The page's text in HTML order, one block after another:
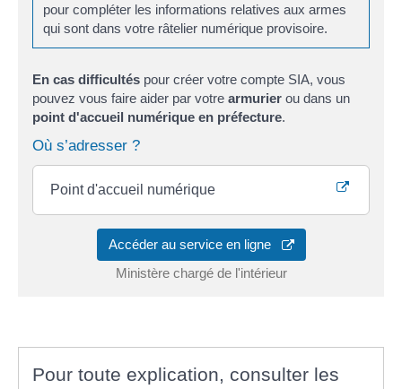
pour compléter les informations relatives aux armes
qui sont dans votre râtelier numérique provisoire.
En cas difficultés pour créer votre compte SIA, vous
pouvez vous faire aider par votre armurier ou dans un
point d'accueil numérique en préfecture.
Où s’adresser ?
Point d'accueil numérique
Accéder au service en ligne
Ministère chargé de l'intérieur
Pour toute explication, consulter les